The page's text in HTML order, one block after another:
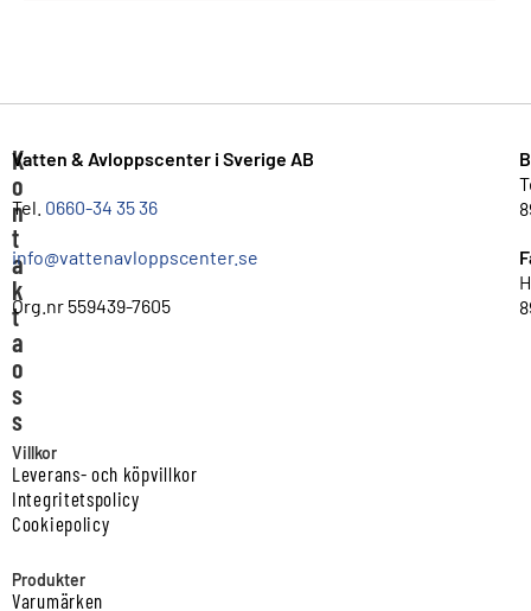
K
o
n
t
a
k
t
a
o
s
s
Vatten & Avloppscenter i Sverige AB
Tel. 0660-34 35 36
info@vattenavloppscenter.se
Org.nr 559439-7605
Villkor
Leverans- och köpvillkor
Integritetspolicy
Cookiepolicy
Produkter
Varumärken